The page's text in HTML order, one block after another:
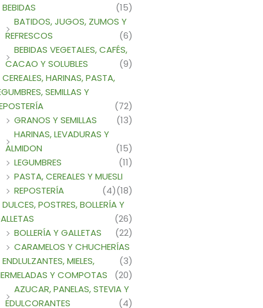
BEBIDAS
(15)
BATIDOS, JUGOS, ZUMOS Y
REFRESCOS
(6)
BEBIDAS VEGETALES, CAFÉS,
CACAO Y SOLUBLES
(9)
CEREALES, HARINAS, PASTA,
SEMILLAS Y
(72)
GRANOS Y SEMILLAS
(13)
HARINAS, LEVADURAS Y
ALMIDON
(15)
LEGUMBRES
(11)
PASTA, CEREALES Y MUESLI
(18)
REPOSTERÍA
(4)
DULCES, POSTRES, BOLLERÍA Y
(26)
BOLLERÍA Y GALLETAS
(22)
CARAMELOS Y CHUCHERÍAS
(3)
ENDLULZANTES, MIELES,
Y COMPOTAS
(20)
AZUCAR, PANELAS, STEVIA Y
EDULCORANTES
(4)